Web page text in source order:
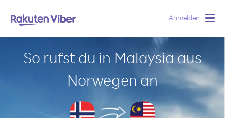
Anmelden
So rufst du in Malaysia aus
Norwegen an